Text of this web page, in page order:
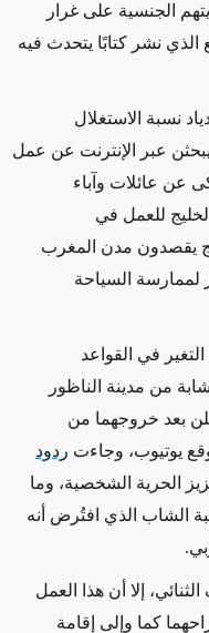
الجنسية على غرار
الذي نشر كتابًا يتحدث فيه
نسبة الاستغلال
عبر الإنترنت عن عمل
عن عائلات وآباء
للعمل في
يقصدون مدن المغرب
لممارسة السياحة
في القواعد
قام شابٌ وشابة من مدينة الناظور
بعد خروجهما من
يوتيوب، وجاءت ردود
الحرية الشخصية، وما
الشاب الذي افتُرض أنه
إلا أن هذا العمل
كما وإلى إقامة